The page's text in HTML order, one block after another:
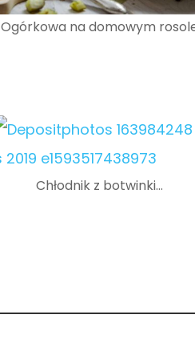
Ogórkowa na domowym
Chłodnik z botwinki…